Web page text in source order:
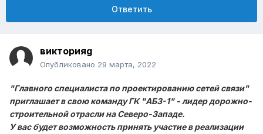
Ответить
викторияg
Опубликовано 29 марта, 2022
"Главного специалиста по проектированию сетей связи"
приглашает в свою команду ГК "АБЗ-1" - лидер дорожно-
строительной отрасли на Северо-Западе.
У вас будет возможность принять участие в реализации